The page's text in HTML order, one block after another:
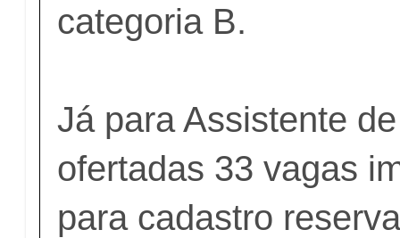
categoria B.
Já para Assistente
ofertadas 33 vagas
para cadastro